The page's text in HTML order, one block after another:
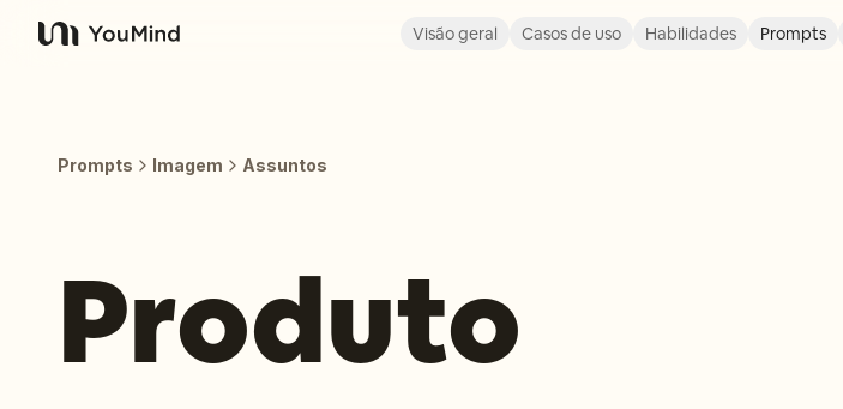
YouMind
Visão geral Casos de uso Habilidades Prompts
Prompts Imagem Assuntos
Produto